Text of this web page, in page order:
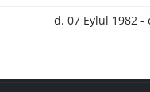
d. 07 Eylül 1982 -